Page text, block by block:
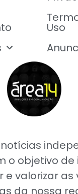
o objetivo de
e valorizar as
da nossa
Uso